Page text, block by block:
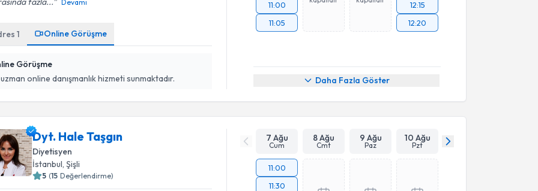
Devamı
1 Online Görüşme
Görüşme
online danışmanlık hizmeti sunmaktadır.
11:00
11:05
12:15
12:20
Daha Fazla Göster
Dyt. Hale Taşgın
Diyetisyen
İstanbul , Şişli
5 (15 Değerlendirme)
7 Ağu
Cum
8 Ağu
Cmt
9 Ağu
Paz
10 Ağu
Pzt
11:00
11:30